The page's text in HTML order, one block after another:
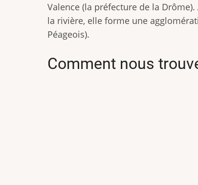
Valence (la préfecture de la
la rivière, elle forme une
Péageois).
Comment nous